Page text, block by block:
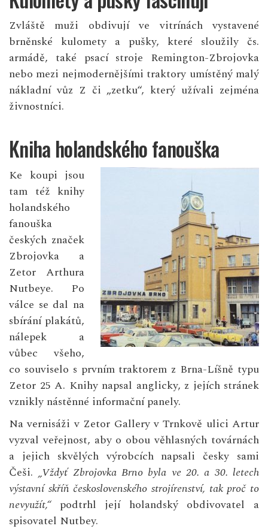
Zvláště muži obdivují ve vitrínách vystavené
brněnské kulomety a pušky, které sloužily čs.
armádě, také psací stroje Remington-Zbrojovka
nebo mezi nejmodernějšími traktory umístěný malý
nákladní vůz Z či „zetku“, který užívali zejména
živnostníci.
Kniha holandského fanouška
Ke koupi jsou
tam též knihy
holandského
fanouška
českých značek
Zbrojovka a
Zetor Arthura
Nutbeye. Po
válce se dal na
sbírání plakátů,
nálepek a
vůbec všeho,
co souviselo s prvním traktorem z Brna-Líšně typu
Zetor 25 A. Knihy napsal anglicky, z jejích stránek
vznikly nástěnné informační panely.
Na vernisáži v Zetor Gallery v Trnkově ulici Artur
vyzval veřejnost, aby o obou věhlasných továrnách
a jejich skvělých výrobcích napsali česky sami
Češi.„Vždyť Zbrojovka Brno byla ve 20. a 30. letech
výstavní skříň československého strojírenství, tak proč to
nevyužít,“ podtrhl její holandský obdivovatel a
spisovatel Nutbey.